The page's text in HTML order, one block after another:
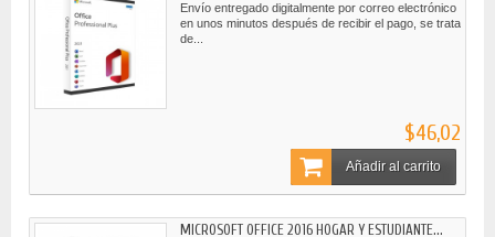
Envío entregado digitalmente por correo electrónico
en unos minutos después de recibir el pago, se trata
de...
$46,02
Añadir al carrito
MICROSOFT OFFICE 2016 HOGAR Y ESTUDIANTE...